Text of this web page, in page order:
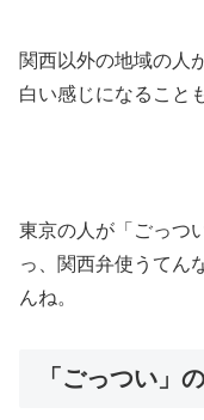
関西以外の地域の人
白い感じになること
東京の人が「ごっつ
っ、関西弁使うてん
んね。
「ごっつい」